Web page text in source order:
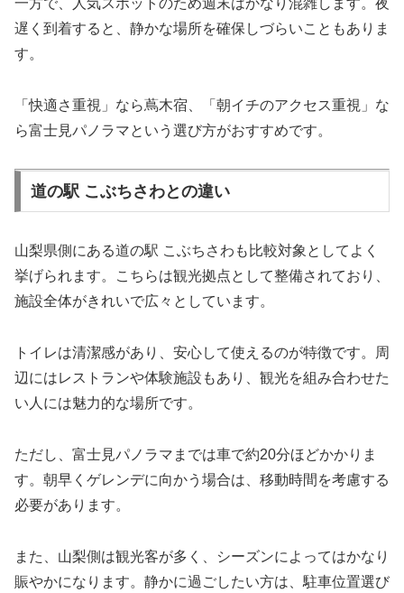
遅く到着すると、静かな場所を確保しづらいこともありま
す。
「快適さ重視」なら蔦木宿、「朝イチのアクセス重視」な
ら富士見パノラマという選び方がおすすめです。
道の駅 こぶちさわとの違い
山梨県側にある道の駅 こぶちさわ も比較対象としてよく
挙げられます。こちらは観光拠点として整備されており、
施設全体がきれいで広々としています。
トイレは清潔感があり、安心して使えるのが特徴です。周
辺にはレストランや体験施設もあり、観光を組み合わせた
い人には魅力的な場所です。
ただし、富士見パノラマまでは車で約20分ほどかかりま
す。朝早くゲレンデに向かう場合は、移動時間を考慮する
必要があります。
また、山梨側は観光客が多く、シーズンによってはかなり
賑やかになります。静かに過ごしたい方は、駐車位置選び